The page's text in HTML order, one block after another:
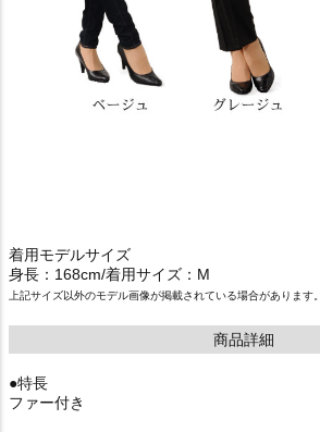
着用モデルサイズ
身長：168cm/着用サイズ：M
上記サイズ以外のモデル画像が掲載されている場合があります。
商品詳細
●特長
ファー付き